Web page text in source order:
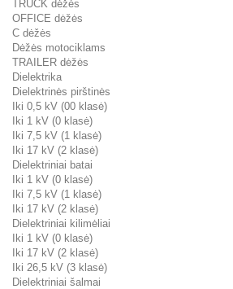
TRUCK dėžės
OFFICE dėžės
C dėžės
Dėžės motociklams
TRAILER dėžės
Dielektrika
Dielektrinės pirštinės
Iki 0,5 kV (00 klasė)
Iki 1 kV (0 klasė)
Iki 7,5 kV (1 klasė)
Iki 17 kV (2 klasė)
Dielektriniai batai
Iki 1 kV (0 klasė)
Iki 7,5 kV (1 klasė)
Iki 17 kV (2 klasė)
Dielektriniai kilimėliai
Iki 1 kV (0 klasė)
Iki 17 kV (2 klasė)
Iki 26,5 kV (3 klasė)
Dielektriniai šalmai